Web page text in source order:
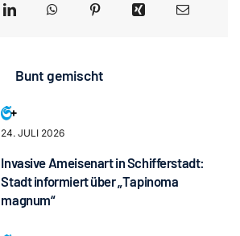
Bunt gemischt
24. JULI 2026
Invasive Ameisenart in Schifferstadt:
Stadt informiert über „Tapinoma
magnum“